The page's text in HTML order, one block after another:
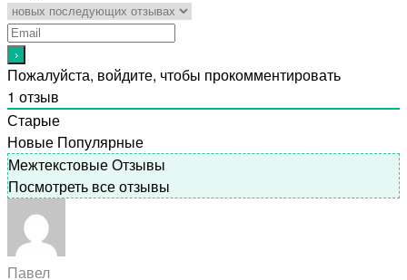
Пожалуйста, войдите, чтобы прокомментировать
1 отзыв
Старые
Новые Популярные
Межтекстовые Отзывы
Посмотреть все отзывы
Павел